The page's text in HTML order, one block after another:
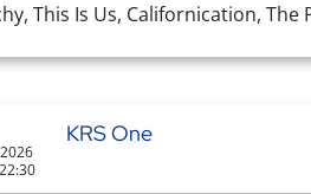
This Is Us, Californication,
KRS One